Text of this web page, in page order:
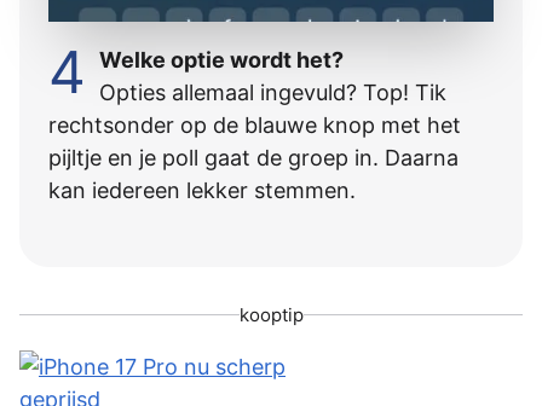
4
Welke optie wordt het?
Opties allemaal ingevuld? Top! Tik
rechtsonder op de blauwe knop met het
pijltje en je poll gaat de groep in. Daarna
kan iedereen lekker stemmen.
kooptip